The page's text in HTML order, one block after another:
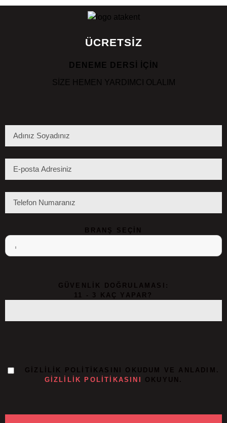
ÜCRETSİZ
DENEME DERSİ İÇİN
SİZE HEMEN YARDIMCI OLALIM
BRANŞ SEÇIN
GÜVENLIK DOĞRULAMASI:
11 - 3 KAÇ YAPAR?
GIZLILIK POLITIKASINI OKUDUM VE ANLADIM.
GIZLILIK POLITIKASINI
OKUYUN.